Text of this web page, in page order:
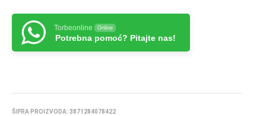
Torbeonline Online
Potrebna pomoć? Pitajte nas!
ŠIFRA PROIZVODA: 3871284078422